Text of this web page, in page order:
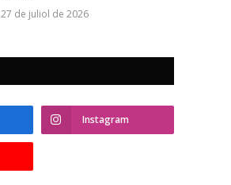
27 de juliol de 2026
Instagram